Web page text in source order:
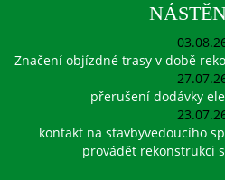
Značení objízdné trasy v době
přerušení dodávky
kontakt na stavbyvedoucího
provádět rekonstrukci